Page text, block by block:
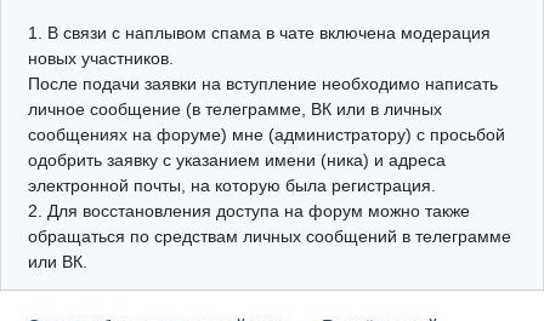
Поиск релейщика
Видео РЗиА
Фотохостинг
Телеграм
1. В связи с наплывом спама в чате включена модерация
новых участников.
После подачи заявки на вступление необходимо написать
личное сообщение (в телеграмме, ВК или в личных
сообщениях на форуме) мне (администратору) с просьбой
одобрить заявку с указанием имени (ника) и адреса
электронной почты, на которую была регистрация.
2. Для восстановления доступа на форум можно также
обращаться по средствам личных сообщений в телеграмме
или ВК.